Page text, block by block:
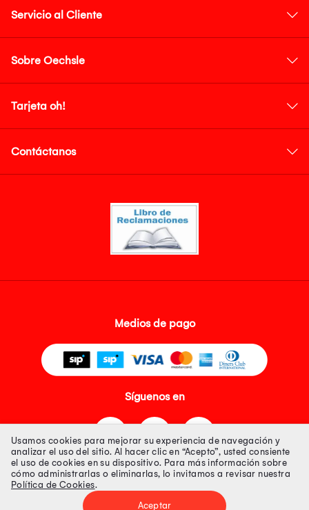
Servicio al Cliente
Sobre Oechsle
Tarjeta oh!
Contáctanos
Medios de pago
Síguenos en
Tienda 100% Segura
Usamos cookies para mejorar su experiencia de navegación y
analizar el uso del sitio. Al hacer clic en “Acepto”, usted consiente
el uso de cookies en su dispositivo. Para más información sobre
cómo administrarlas o eliminarlas, lo invitamos a revisar nuestra
Política de Cookies.
Aceptar